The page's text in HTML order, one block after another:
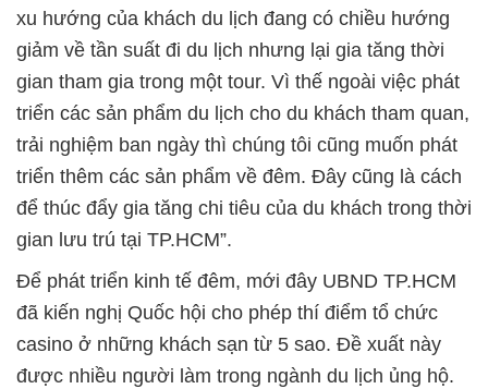
xu hướng của khách du lịch đang có chiều hướng
giảm về tần suất đi du lịch nhưng lại gia tăng thời
gian tham gia trong một tour. Vì thế ngoài việc phát
triển các sản phẩm du lịch cho du khách tham quan,
trải nghiệm ban ngày thì chúng tôi cũng muốn phát
triển thêm các sản phẩm về đêm. Đây cũng là cách
để thúc đẩy gia tăng chi tiêu của du khách trong thời
gian lưu trú tại TP.HCM”.
Để phát triển kinh tế đêm, mới đây UBND TP.HCM
đã kiến nghị Quốc hội cho phép thí điểm tổ chức
casino ở những khách sạn từ 5 sao. Đề xuất này
được nhiều người làm trong ngành du lịch ủng hộ.